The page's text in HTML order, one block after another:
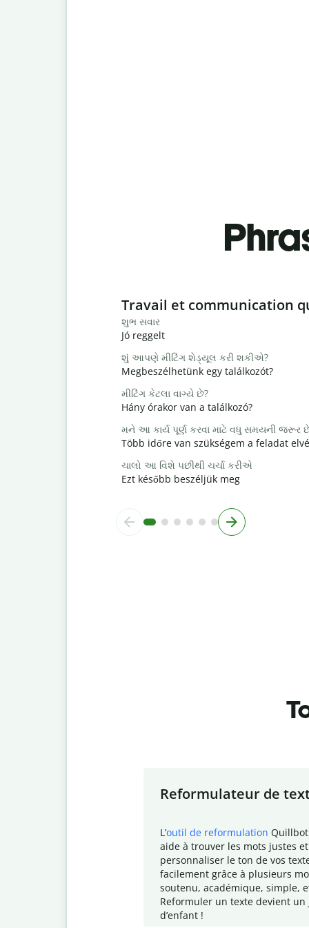
Slide 1 of 6
Travail et communication
શુભ સવાર
Jó reggelt
શું આપણે મીટિંગ શેડ્યૂલ કરી શકીએ?
Megbeszélhetünk egy találkozót?
મીટિંગ કેટલા વાગ્યે છે?
Hány órakor van a találkozó?
મને આ કાર્ય પૂર્ણ કરવા માટે વધુ સમયની જરૂર
Több időre van szükségem a feladat
ચાલો આ વિશે પછીથી ચર્ચા કરીએ
Ezt később beszéljük meg
Reformulateur de
L ’outil de reformulation
aide à trouver les mots justes
personnaliser le ton de vos
facilement grâce à plusieurs
soutenu, académique, simple,
Reformuler un texte devient un
d’enfant !